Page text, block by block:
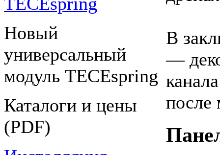
Новый
универсальный
модуль TECEspring
Каталоги и цены
(PDF)
В
—
после